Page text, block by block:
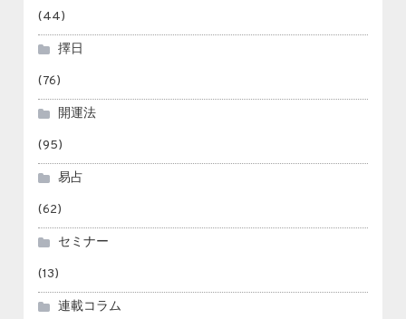
(44)
擇日
(76)
開運法
(95)
易占
(62)
セミナー
(13)
連載コラム